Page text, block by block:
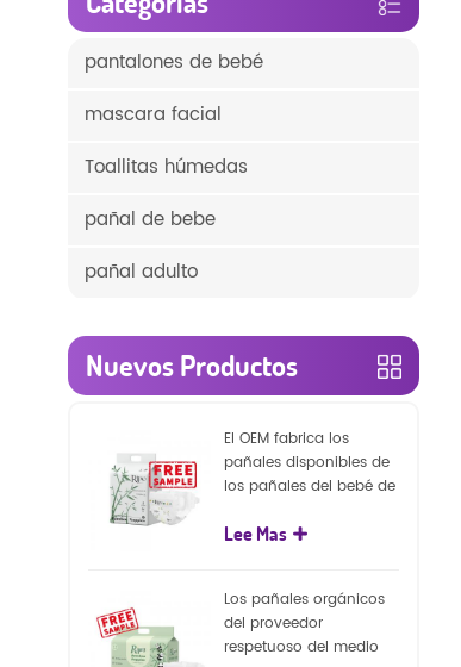
pantalones de bebé
mascara facial
Toallitas húmedas
pañal de bebe
pañal adulto
Nuevos Productos
El OEM fabrica los
pañales disponibles de
los pañales del bebé de
capa superficial
Lee Mas
Los pañales orgánicos
del proveedor
respetuoso del medio